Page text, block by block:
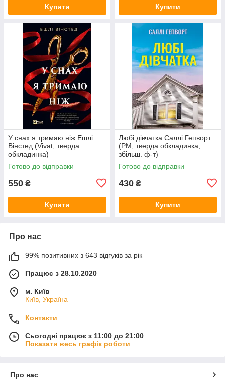
Купити Купити
У снах я тримаю ніж Ешлі
Вінстед (Vivat, тверда
обкладинка)
Готово до відправки
550 ₴
Купити
Любі дівчатка Саллі Гепворт
(РМ, тверда обкладинка,
збільш. ф-т)
Готово до відправки
430 ₴
Купити
Про нас
99% позитивних з 643 відгуків за рік
Працює з 28.10.2020
м. Київ
Київ, Україна
Контакти
Сьогодні працює з 11:00 до 21:00
Показати весь графік роботи
Про нас